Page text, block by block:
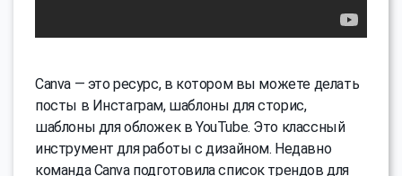
Canva — это ресурс, в котором вы можете делать
посты в Инстаграм, шаблоны для сторис,
шаблоны для обложек в YouTube. Это классный
инструмент для работы с дизайном. Недавно
команда Canva подготовила список трендов для